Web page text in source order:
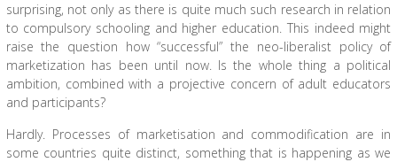
surprising, not only as there is quite much such research in relation
to compulsory schooling and higher education. This indeed might
raise the question how “successful” the neo-liberalist policy of
marketization has been until now. Is the whole thing a political
ambition, combined with a projective concern of adult educators
and participants?
Hardly. Processes of marketisation and commodification are in
some countries quite distinct, something that is happening as we